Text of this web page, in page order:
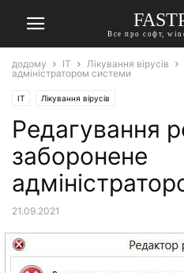
Все про софт,
додому IT Лікування вірусів
адміністратором системи
IT Лікування вірусів
Редагування
заборонене
21.09.2021